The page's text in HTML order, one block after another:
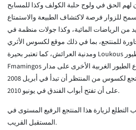
الحق في ولوج حلبة الكولف وكذا للمسابح
يسمح للزوار فرصة لاكتشاف الطبيعة والاستمتاع
من الرياضات المائية، وكذا جولات منظمة في
للمنتجع، بما في ذلك موقع لكسوس الأثري
ومدنية العرائش، كما تعتبر بحيرة Loukous السهلة الملوحة قبلة لطيور
Fmamingos فضلا عن العديد من أنواع الطيور الغربية الأخرى على مدار
السنة، أشغال البناء في منتجع لكسوس من المنتظر أن تبدأ في أبريل 2008
على أن تفتح أبواب الفندق في يونيو 2010.
التطلع لزيارة هذا المنتجع الرفيع المستوى في
المستقبل القريب.